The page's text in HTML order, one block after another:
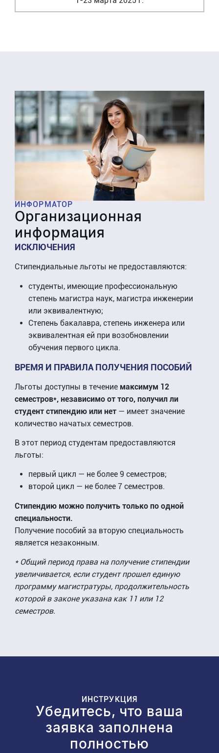
ИНФОРМАТОР
Организационная
информация
ИСКЛЮЧЕНИЯ
Стипендиальные льготы не предоставляются:
студенты, имеющие профессиональную
степень магистра наук, магистра инженерии
или эквивалентную;
Степень бакалавра, степень инженера или
эквивалентная ей при возобновлении
обучения первого цикла.
ВРЕМЯ И ПРАВИЛА ПОЛУЧЕНИЯ ПОСОБИЙ
Льготы доступны в течение максимум 12
семестров*, независимо от того, получил ли
студент стипендию или нет — имеет значение
количество начатых семестров.
В этот период студентам предоставляются
льготы:
первый цикл — не более 9 семестров;
второй цикл — не более 7 семестров.
Стипендию можно получить только по одной
специальности.
Получение пособий за вторую специальность
является незаконным.
* Общий период права на получение стипендии
увеличивается, если студент прошел единую
программу магистратуры, продолжительность
которой в законе указана как 11 или 12
семестров.
ИНСТРУКЦИЯ
Убедитесь, что ваша
заявка заполнена
полностью